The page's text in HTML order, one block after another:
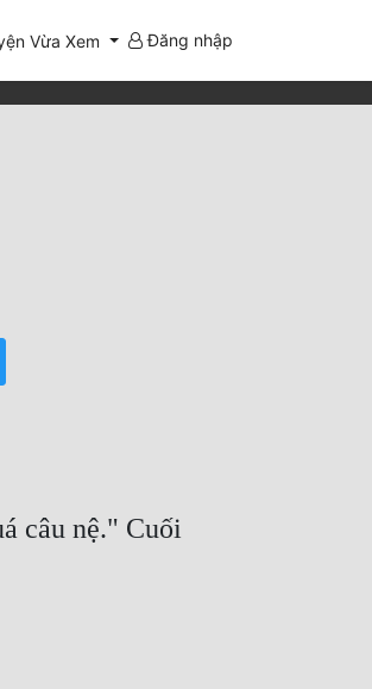
Vừa Xem Đăng nhập
câu nệ." Cuối